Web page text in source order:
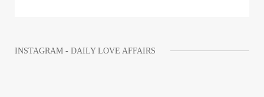
INSTAGRAM - DAILY LOVE AFFAIRS